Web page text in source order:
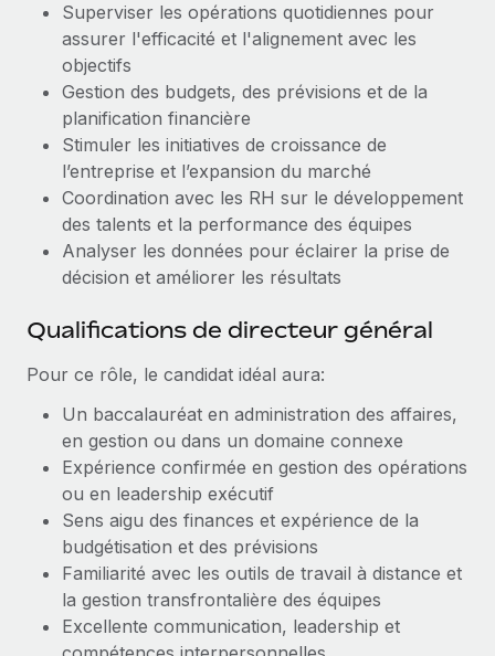
Comment Phiture gère ses 55 employés
répartis dans 19 pays grâce à Remote
Phiture, un leader notable du conseil en matière de
croissance mobile internationale, encourage les...
En savoir plus
Superviser les opérations quotidiennes pour
assurer l'efficacité et l'alignement avec les
objectifs
Gestion des budgets, des prévisions et de la
planification financière
Stimuler les initiatives de croissance de
l’entreprise et l’expansion du marché
Coordination avec les RH sur le développement
des talents et la performance des équipes
Analyser les données pour éclairer la prise de
décision et améliorer les résultats
Qualifications de directeur général
Pour ce rôle, le candidat idéal aura:
Un baccalauréat en administration des affaires,
en gestion ou dans un domaine connexe
Expérience confirmée en gestion des opérations
ou en leadership exécutif
Sens aigu des finances et expérience de la
budgétisation et des prévisions
Familiarité avec les outils de travail à distance et
la gestion transfrontalière des équipes
Excellente communication, leadership et